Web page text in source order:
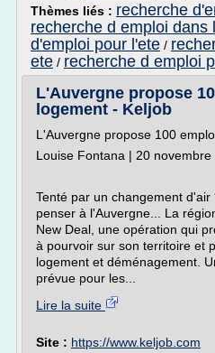
Thèmes liés : recherche
recherche d emploi dans
d'emploi pour l'ete /
ete / recherche d emploi
L'Auvergne propose
logement - Keljob
L'Auvergne propose 100
Louise Fontana | 20 novembre
Tenté par un changement
penser à l'Auvergne... La
New Deal, une opération qui
à pourvoir sur son territoire et
logement et déménagement.
prévue pour les...
Lire la suite
Site : https://www.keljob.com